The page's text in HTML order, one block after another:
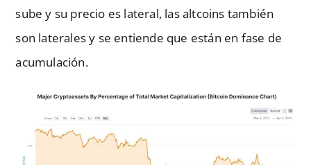
sube y su precio es lateral, las altcoins también
son laterales y se entiende que están en fase de
acumulación.